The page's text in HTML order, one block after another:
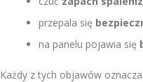
przepala się
na panelu pojawia się
Każdy z tych objawów